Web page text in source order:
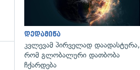
დედამიწა
კვლევამ პირველად დაადასტურა,
რომ გლობალური დათბობა
ჩქარდება